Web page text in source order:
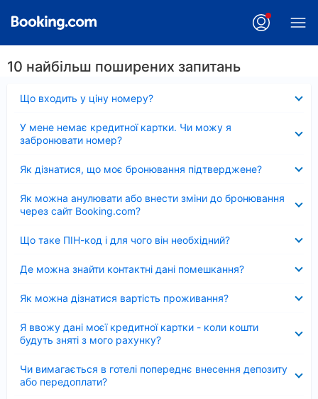
10 найбільш поширених запитань
Що входить у ціну номеру?
У мене немає кредитної картки. Чи можу я
забронювати номер?
Як дізнатися, що моє бронювання підтверджене?
Як можна анулювати або внести зміни до бронювання
через сайт Booking.com?
Що таке ПІН-код і для чого він необхідний?
Де можна знайти контактні дані помешкання?
Як можна дізнатися вартість проживання?
Я ввожу дані моєї кредитної картки - коли кошти
будуть зняті з мого рахунку?
Чи вимагається в готелі попереднє внесення депозиту
або передоплати?